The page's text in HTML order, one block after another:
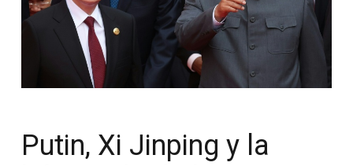
Putin, Xi Jinping y la